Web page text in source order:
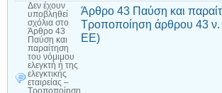
Δεν έχουν
υποβληθεί
σχόλια στο
Άρθρο 43
Παύση και
παραίτηση
του νόμιμου
ελεγκτή ή της
ελεγκτικής
εταιρείας –
Τροποποίηση
Άρθρο 43 Παύση και
Τροποποίηση άρθρου 43
ΕΕ)